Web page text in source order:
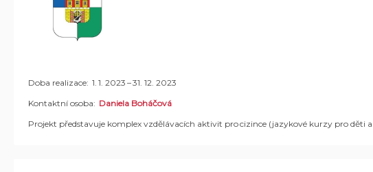
Doba realizace: 1. 1. 2023 – 31. 12. 2023
Kontaktní osoba: Daniela Boháčová
Projekt představuje komplex vzdělávacích aktivit pro cizince (jazykové kurzy pro děti